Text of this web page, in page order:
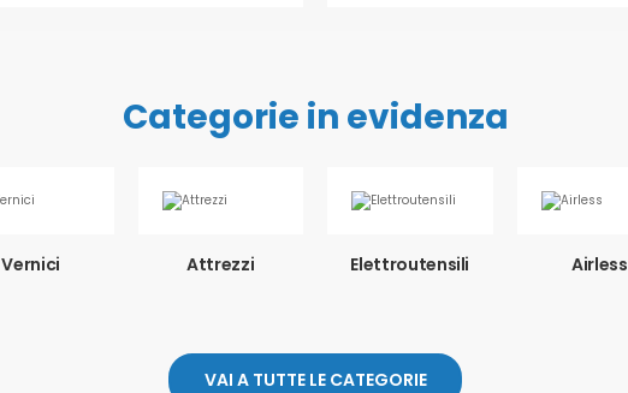
Categorie in evidenza
Vernici Attrezzi Elettroutensili
Airless
VAI A TUTTE LE CATEGORIE